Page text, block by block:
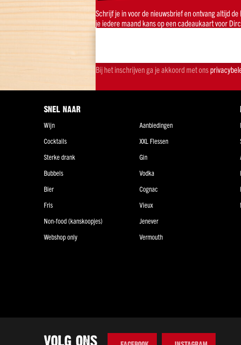
Schrijf je in voor de nieuwsbrief en ontvang altijd
je iedere maand kans op een cadeaukaart voor
Bij het inschrijven ga je akkoord met ons
SNEL NAAR
Wijn
Cocktails
Sterke drank
Bubbels
Bier
Fris
Non-food (kanskoopjes)
Webshop only
Aanbiedingen
XXL Flessen
Gin
Vodka
Cognac
Vieux
Jenever
Vermouth